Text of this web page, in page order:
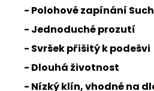
- Polohové zapínání
- Jednoduché prozutí
- Svršek přišitý k podešvi
- Dlouhá životnost
- Nízký klín, vhodné na